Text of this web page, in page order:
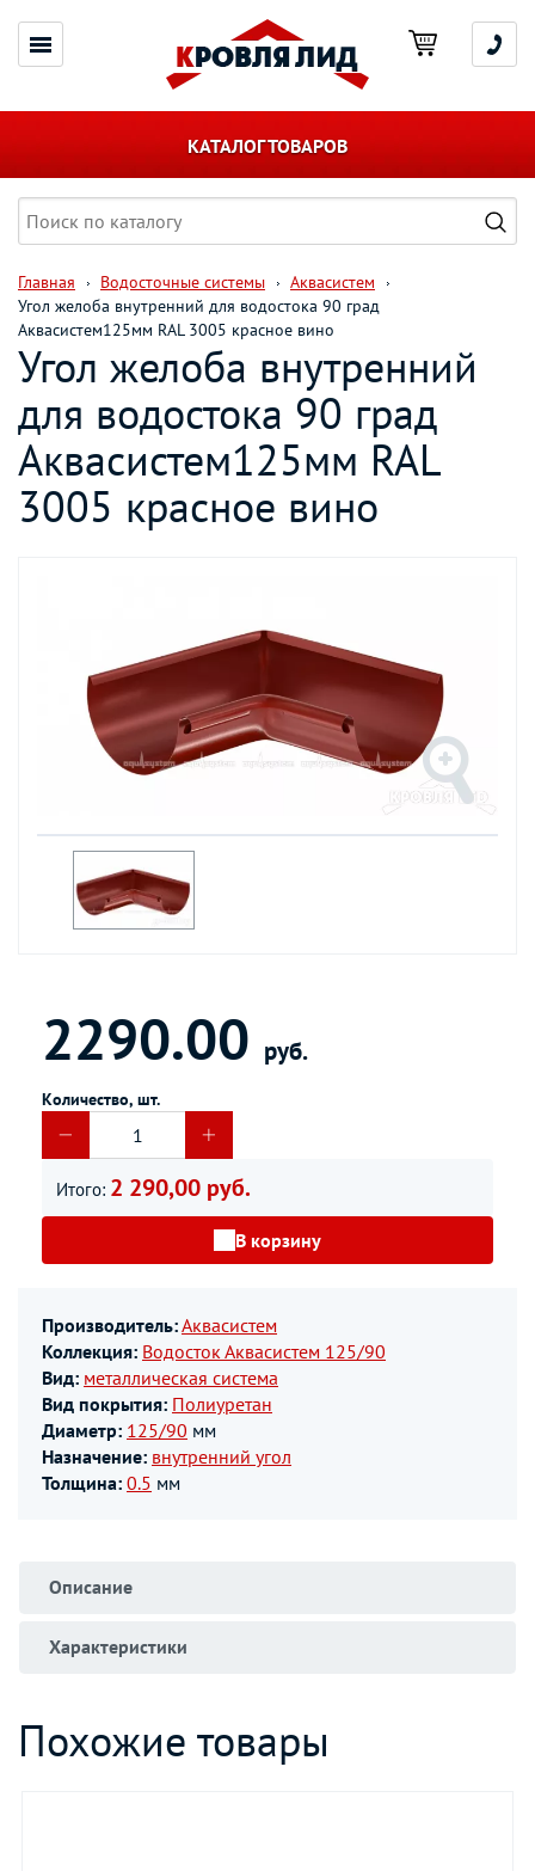
КАТАЛОГ ТОВАРОВ
Главная Водосточные системы
Аквасистем
Угол желоба внутренний для водостока 90 град
Аквасистем125мм RAL 3005 красное вино
Угол желоба внутренний
для водостока 90 град
Аквасистем125мм RAL
3005 красное вино
2290.00 руб.
Количество, шт.
Итого: 2 290,00 руб.
В корзину
Производитель:Аквасистем
Коллекция: Водосток Аквасистем 125/90
Вид: металлическая система
Вид покрытия: Полиуретан
Диаметр: 125/90 мм
Назначение: внутренний угол
Толщина: 0.5 мм
Описание
Характеристики
Похожие товары